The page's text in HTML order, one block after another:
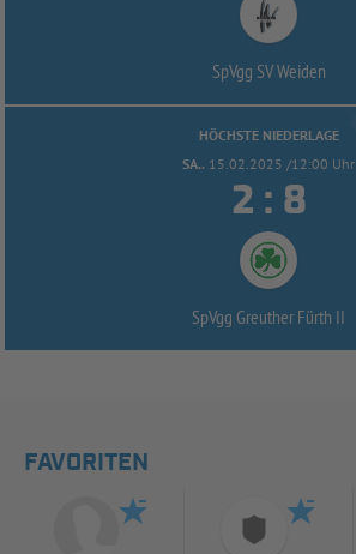
SpVgg SV Weiden
HÖCHSTE NIEDERLAGE
SA.. 15.02.2025 /12:00 Uhr
 : 
SpVgg Greuther Fürth II
FAVORITEN